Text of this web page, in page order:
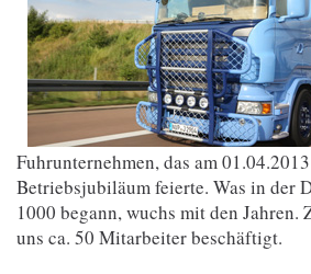
Fuhrunternehmen, das am
Betriebsjubiläum feierte. Was in der
1000 begann, wuchs mit den Jahren.
uns ca. 50 Mitarbeiter beschäftigt.